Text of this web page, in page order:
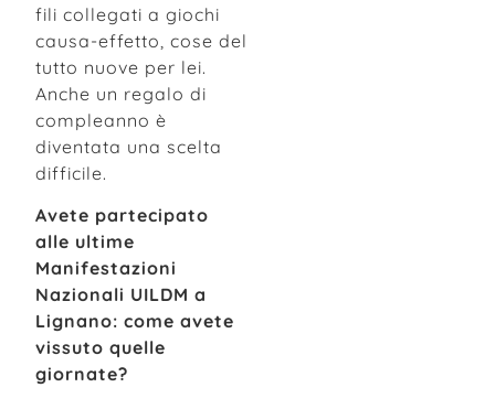
fili collegati a giochi
causa-effetto, cose del
tutto nuove per lei.
Anche un regalo di
compleanno è
diventata una scelta
difficile.
Avete partecipato
alle ultime
Manifestazioni
Nazionali UILDM a
Lignano: come avete
vissuto quelle
giornate?